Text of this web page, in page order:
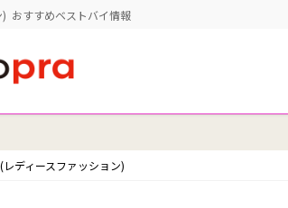
おすすめベストバイ情報
ディースファッション)